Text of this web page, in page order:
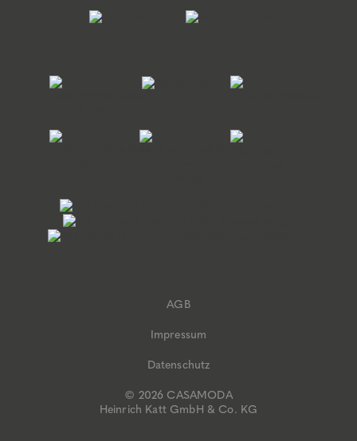
© 2026 CASAMODA
Heinrich Katt GmbH & Co. KG
AGB
Impressum
Datenschutz